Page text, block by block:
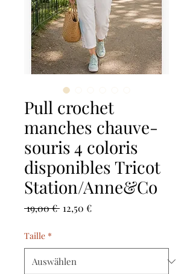
Pull crochet
manches chauve-
souris 4 coloris
disponibles Tricot
Station/Anne&Co
19,00 € Standardpreis
12,50 €Sale-
Taille *